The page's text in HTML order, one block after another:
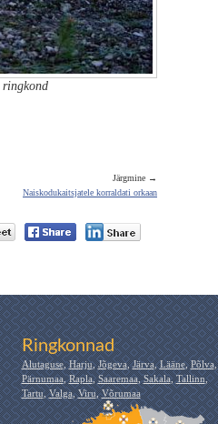
ringkond
Järgmine →
Naiskodukaitsjatele korraldati orkaan
Ringkonnad
Alutaguse,Harju,Jõgeva,Järva,Lääne,Põlva,
Pärnumaa,Rapla,Saaremaa,Sakala,Tallinn,
Tartu,Valga,Viru,Võrumaa